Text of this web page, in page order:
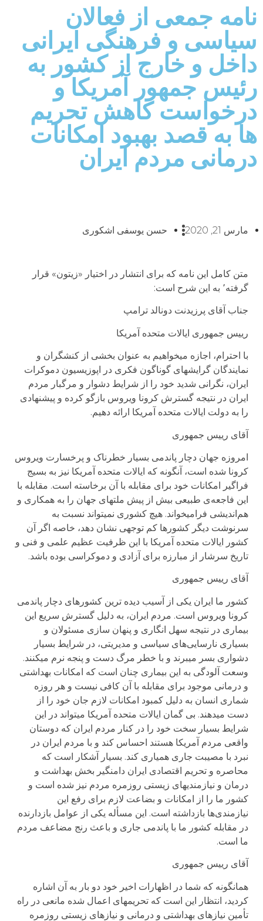
نامه جمعی از فعالان
سیاسی و فرهنگی ایرانی
داخل و خارج از کشور به
رئیس جمهور آمریکا و
درخواست کاهش تحریم
ها به قصد بهبود امکانات
درمانی مردم ایران
مارس 21, 2020 حسن یوسفی اشکوری
متن کامل این نامه که برای انتشار در اختیار «زیتون» قرار
گرفته٬ به این شرح است:
جناب آقای پرزیدنت دونالد ترامپ
رییس جمهوری ایالات متحده آمریکا
با احترام، اجازه میخواهیم به عنوان بخشی از کنشگران و
نمایندگان گرایشهای گوناگون فکری در اپوزیسیون دموکرات
ایران، نگرانی شدید خود را از شرایط دشوار و مرگبار مردم
ایران در نتیجه گسترش کرونا ویروس بازگو کرده و پیشنهادی
را به دولت ایالات متحده آمریکا ارائه دهیم.
آقای رییس جمهوری
امروزه جهان دچار پاندمی بسیار خطرناک و پرخسارت ویروس
کرونا شده است، آنگونه که ایالات متحده آمریکا نیز به بسیج
فراگیر امکانات خود برای مقابله با آن برخاسته است. مقابله با
این فاجعه‌ی طبیعی بیش از پیش ملتهای جهان را به همکاری و
هم‌اندیشی فرامیخواند. هیچ کشوری نمیتواند نسبت به
سرنوشت دیگر کشورها کم توجهی نشان دهد، خاصه اگر آن
کشور ایالات متحده‌ آمریکا با این ظرفیت عظیم علمی و فنی و
تاریخ سرشار از مبارزه برای آزادی و دموکراسی بوده باشد.
آقای رییس جمهوری
کشور ما ایران یکی از آسیب دیده ترین کشورهای دچار پاندمی
کرونا ویروس است. مردم ایران، به دلیل گسترش سریع این
بیماری در نتیجه سهل انگاری و پنهان سازی مسئولان و
بسیاری نارسایی‌های سیاسی و مدیریتی، در شرایط بسیار
دشواری بسر میبرند و با خطر مرگ دست و پنجه نرم میکنند.
وسعت آلودگی به این بیماری چنان است که امکانات بهداشتی
و درمانی موجود برای مقابله با آن کافی نیست و هر روزه
شماری انسان به دلیل کمبود امکانات لازم جان خود را از
دست میدهند. بی گمان ایالات متحده آمریکا میتواند در این
شرایط بسیار سخت خود را در کنار مردم ایران که دوستان
واقعی مردم آمریکا هستند احساس کند و با مردم ایران در
نبرد با مصیبت جاری همیاری کند. بسیار آشکار است که
محاصره و تحریم اقتصادی ایران دامنگیر بخش بهداشت و
درمان و نیازمندیهای زیستی روزمره مردم نیز شده است و
کشور ما را از امکانات و بضاعت لازم برای رفع این
نیازمندی‌ها بازداشته است. این مسأله یکی از عوامل بازدارنده
در مقابله کشور ما با پاندمی جاری و باعث رنج مضاعف مردم
ما است.
آقای رییس جمهوری
همانگونه که شما در اظهارات اخیر خود دو بار به آن اشاره
کردید، انتظار این است که تحریمهای اعمال شده مانعی در راه
تأمین نیازهای بهداشتی و درمانی و نیازهای زیستی روزمره